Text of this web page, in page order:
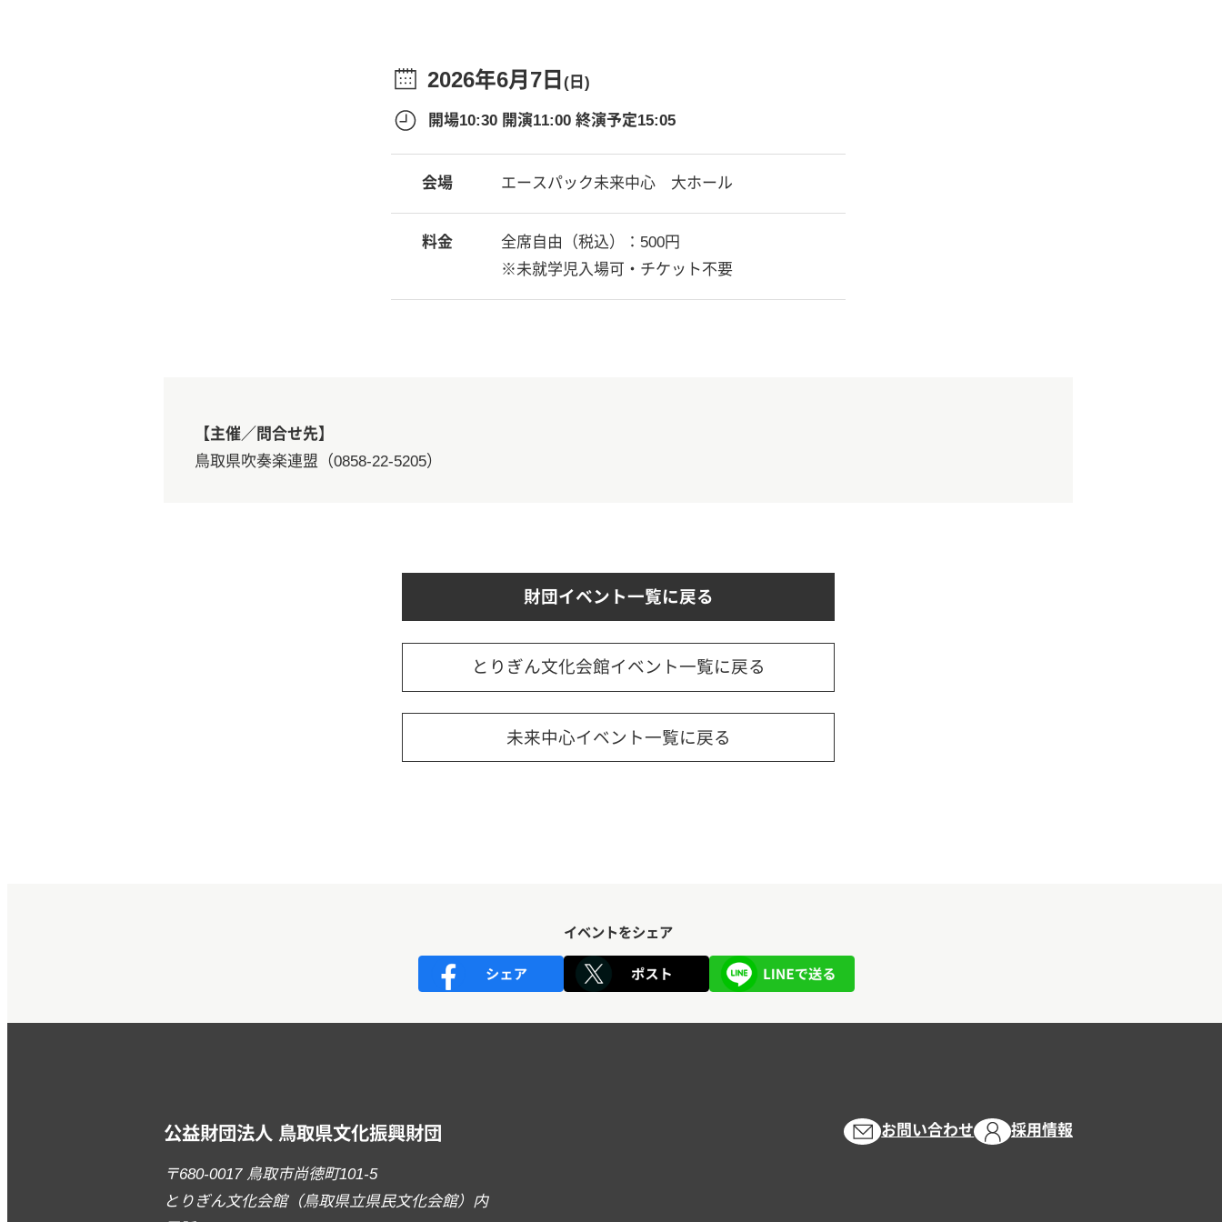
2026年6月7日(日)
開場10:30 開演11:00 終演予定15:05
会場 エースパック未来中心 大ホール
料金
全席自由（税込）：500円
※未就学児入場可・チケット不要
【主催／問合せ先】
鳥取県吹奏楽連盟（0858-22-5205）
財団イベント一覧に戻る
とりぎん文化会館イベント一覧に戻る
未来中心イベント一覧に戻る
イベントをシェア
公益財団法人 鳥取県文化振興財団
〒680-0017 鳥取市尚徳町101-5
とりぎん文化会館（鳥取県立県民文化会館）内
お問い合わせ 採用情報